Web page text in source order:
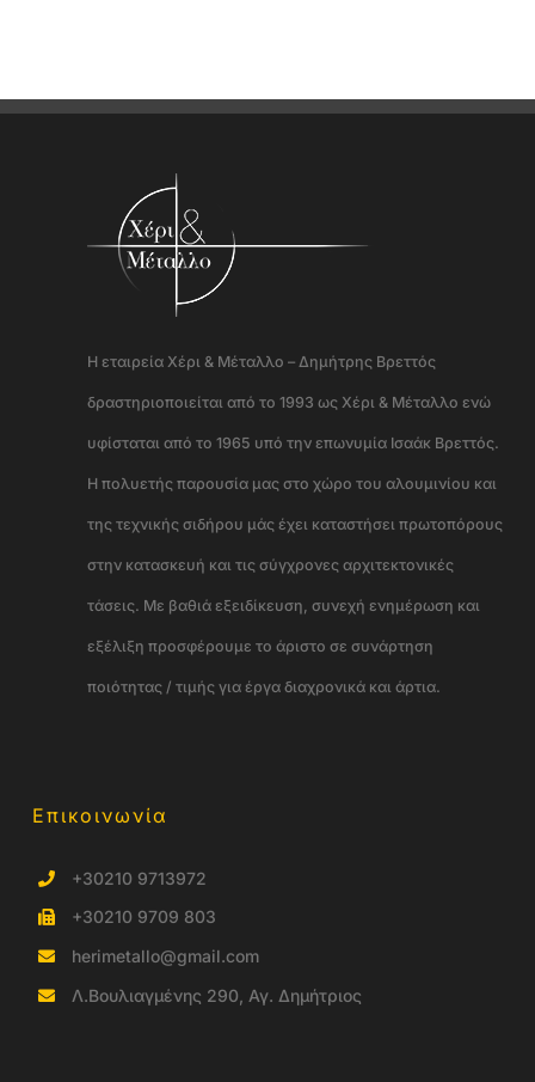
Η εταιρεία Χέρι & Μέταλλο – Δημήτρης Βρεττός
δραστηριοποιείται από το 1993 ως Χέρι & Μέταλλο ενώ
υφίσταται από το 1965 υπό την επωνυμία Ισαάκ Βρεττός.
Η πολυετής παρουσία μας στο χώρο του αλουμινίου και
της τεχνικής σιδήρου μάς έχει καταστήσει πρωτοπόρους
στην κατασκευή και τις σύγχρονες αρχιτεκτονικές
τάσεις. Με βαθιά εξειδίκευση, συνεχή ενημέρωση και
εξέλιξη προσφέρουμε το άριστο σε συνάρτηση
ποιότητας / τιμής για έργα διαχρονικά και άρτια.
Επικοινωνία
+30210 9713972
+30210 9709 803
herimetallo@gmail.com
Λ.Βουλιαγμένης 290, Αγ. Δημήτριος